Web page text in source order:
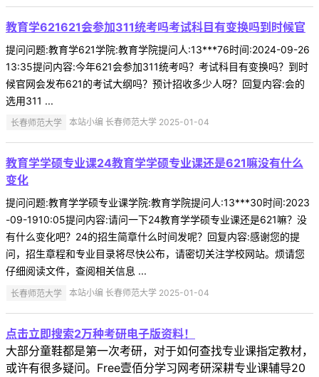
教育学621621会参加311统考吗考试科目有变换吗到时候官
提问问题:教育学621学院:教育学院提问人:13***76时间:2024-09-26
13:35提问内容:今年621会参加311统考吗？考试科目有变换吗？到时
候官网会发布621的考试大纲吗？预计招收多少人呀？回复内容:会的
选用311 ...
长春师范大学 本站小编 长春师范大学 2025-01-04
教育学学硕专业课24教育学学硕专业课还是621嘛没有什么
变化
提问问题:教育学学硕专业课学院:教育学院提问人:13***30时间:2023
-09-1910:05提问内容:请问一下24教育学学硕专业课还是621嘛？没
有什么变化吧？24的招生简章什么时间发呢？回复内容:感谢您的提
问，招生章程和专业目录将尽快公布，请密切关注学校网站。烦请您
仔细阅读文件，查阅相关信息 ...
长春师范大学 本站小编 长春师范大学 2025-01-04
点击立即搜索2万种考研电子版资料！
大部分童鞋都是第一次考研，对于如何查找专业课指定教材，
或许有很多疑问。Free壹佰分学习网考研深耕专业课辅导20